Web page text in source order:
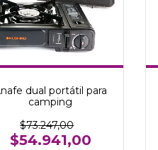
dual portátil para
camping
$73.247,00
$54.941,00